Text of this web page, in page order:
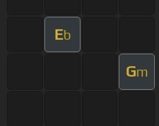
Eb
Gm